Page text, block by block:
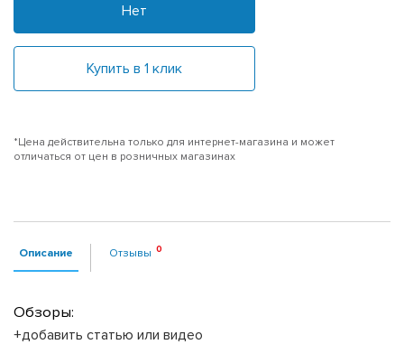
Нет
Купить в 1 клик
*Цена действительна только для интернет-магазина и может
отличаться от цен в розничных магазинах
Описание Отзывы
Обзоры:
+добавить статью или видео